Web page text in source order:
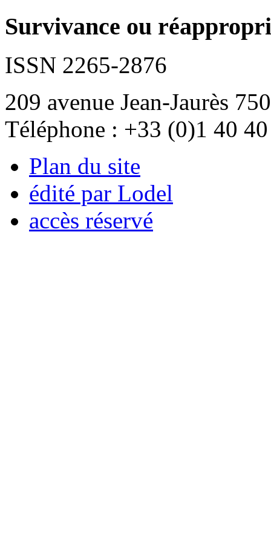
Survivance ou
ISSN 2265-2876
209 avenue Jean-Jaurès
Téléphone : +33 (0)1 40
Plan du site
édité par Lodel
accès réservé